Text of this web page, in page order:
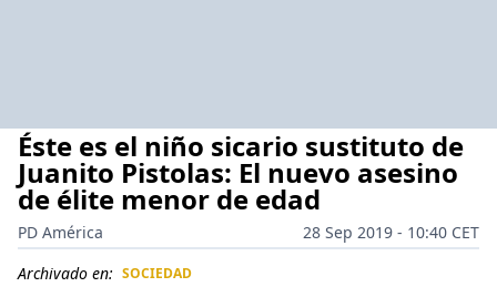
Éste es el niño sicario sustituto de
Juanito Pistolas: El nuevo asesino
de élite menor de edad
PD América
28 Sep 2019 - 10:40 CET
Archivado en: SOCIEDAD